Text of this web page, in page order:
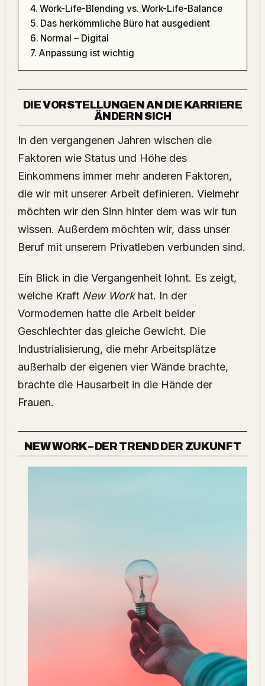
Work-Life-Blending vs. Work-Life-Balance
Das herkömmliche Büro hat ausgedient
Normal – Digital
Anpassung ist wichtig
DIE VORSTELLUNGEN AN DIE KARRIERE
ÄNDERN SICH
In den vergangenen Jahren wischen die
Faktoren wie Status und Höhe des
Einkommens immer mehr anderen Faktoren,
die wir mit unserer Arbeit definieren. Vielmehr
möchten wir den Sinn hinter dem was wir tun
wissen. Außerdem möchten wir, dass unser
Beruf mit unserem Privatleben verbunden sind.
Ein Blick in die Vergangenheit lohnt. Es zeigt,
welche Kraft New Workhat. In der
Vormodernen hatte die Arbeit beider
Geschlechter das gleiche Gewicht. Die
Industrialisierung, die mehr Arbeitsplätze
außerhalb der eigenen vier Wände brachte,
brachte die Hausarbeit in die Hände der
Frauen.
NEW WORK – DER TREND DER ZUKUNFT